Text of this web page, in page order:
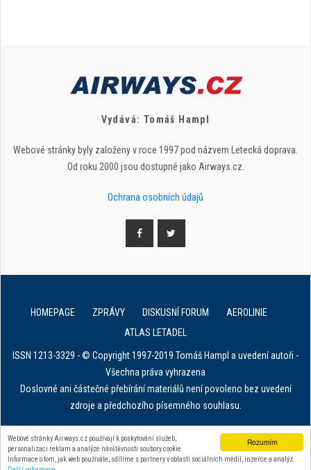
Rozumím
Webové stránky Airways.cz používají k poskytování služeb,
personalizaci reklam a analýze návštěvnosti soubory cookie.
Informace o tom, jak web používáte, sdílíme s partnery v oblasti sociálních médií, inzerce a analýz.
Vydává: Tomáš Hampl
Webové stránky byly založeny v roce 1997 pod názvem Letecká doprava.
Od roku 2000 jsou dostupné jako Airways.cz.
Ochrana osobních údajů
HOMEPAGE ZPRÁVY DISKUSNÍ FORUM
AEROLINIE
ATLAS LETADEL
ISSN 1213-3329 - © Copyright 1997-2019 Tomáš Hampl a uvedení autoři -
Všechna práva vyhrazena
Doslovné ani částečné přebírání materiálů není povoleno bez uvedení
zdroje a předchozího písemného souhlasu.
E. in ART for african IVF clinics
Zařízení na stahování dat z tachografu